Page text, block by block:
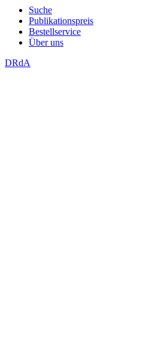
Suche
Publikationspreis
Bestellservice
Über uns
DRdA